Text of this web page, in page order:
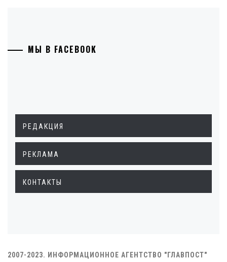
МЫ В FACEBOOK
РЕДАКЦИЯ
РЕКЛАМА
КОНТАКТЫ
2007-2023. ИНФОРМАЦИОННОЕ АГЕНТСТВО "ГЛАВПОСТ"